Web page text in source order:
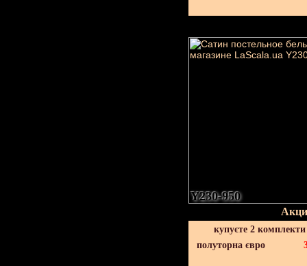
Y230-950
купуєте 2
полуторна євро